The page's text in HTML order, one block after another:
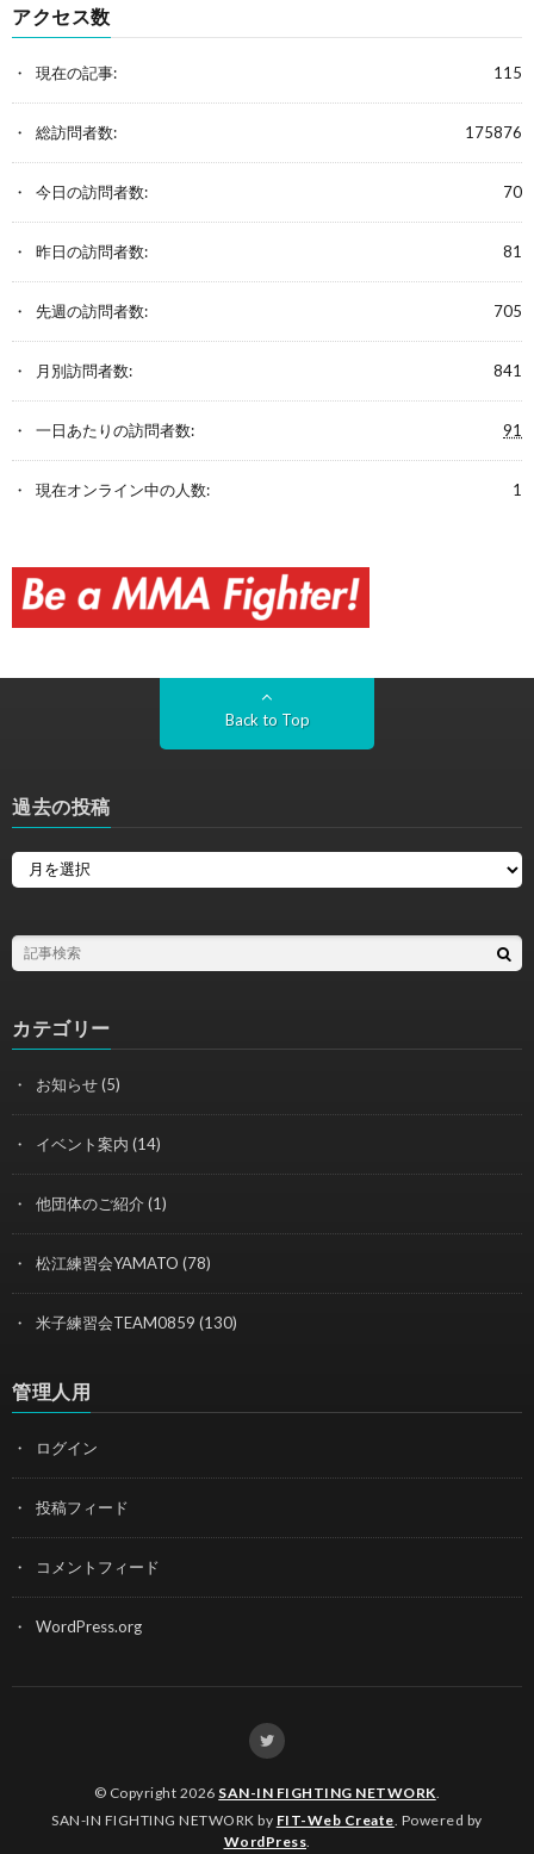
アクセス数
115
現在の記事:
175876
総訪問者数:
70
今日の訪問者数:
81
昨日の訪問者数:
705
先週の訪問者数:
841
月別訪問者数:
91
一日あたりの訪問者数:
1
現在オンライン中の人数:
Back to Top
過去の投稿
カテゴリー
お知らせ(5)
イベント案内 (14)
他団体のご紹介 (1)
松江練習会YAMATO (78)
米子練習会TEAM0859 (130)
管理人用
ログイン
投稿フィード
コメントフィード
WordPress.org
© Copyright 2026 SAN-IN FIGHTING NETWORK
SAN-IN FIGHTING NETWORK by FIT-Web Create . Powered by
WordPress